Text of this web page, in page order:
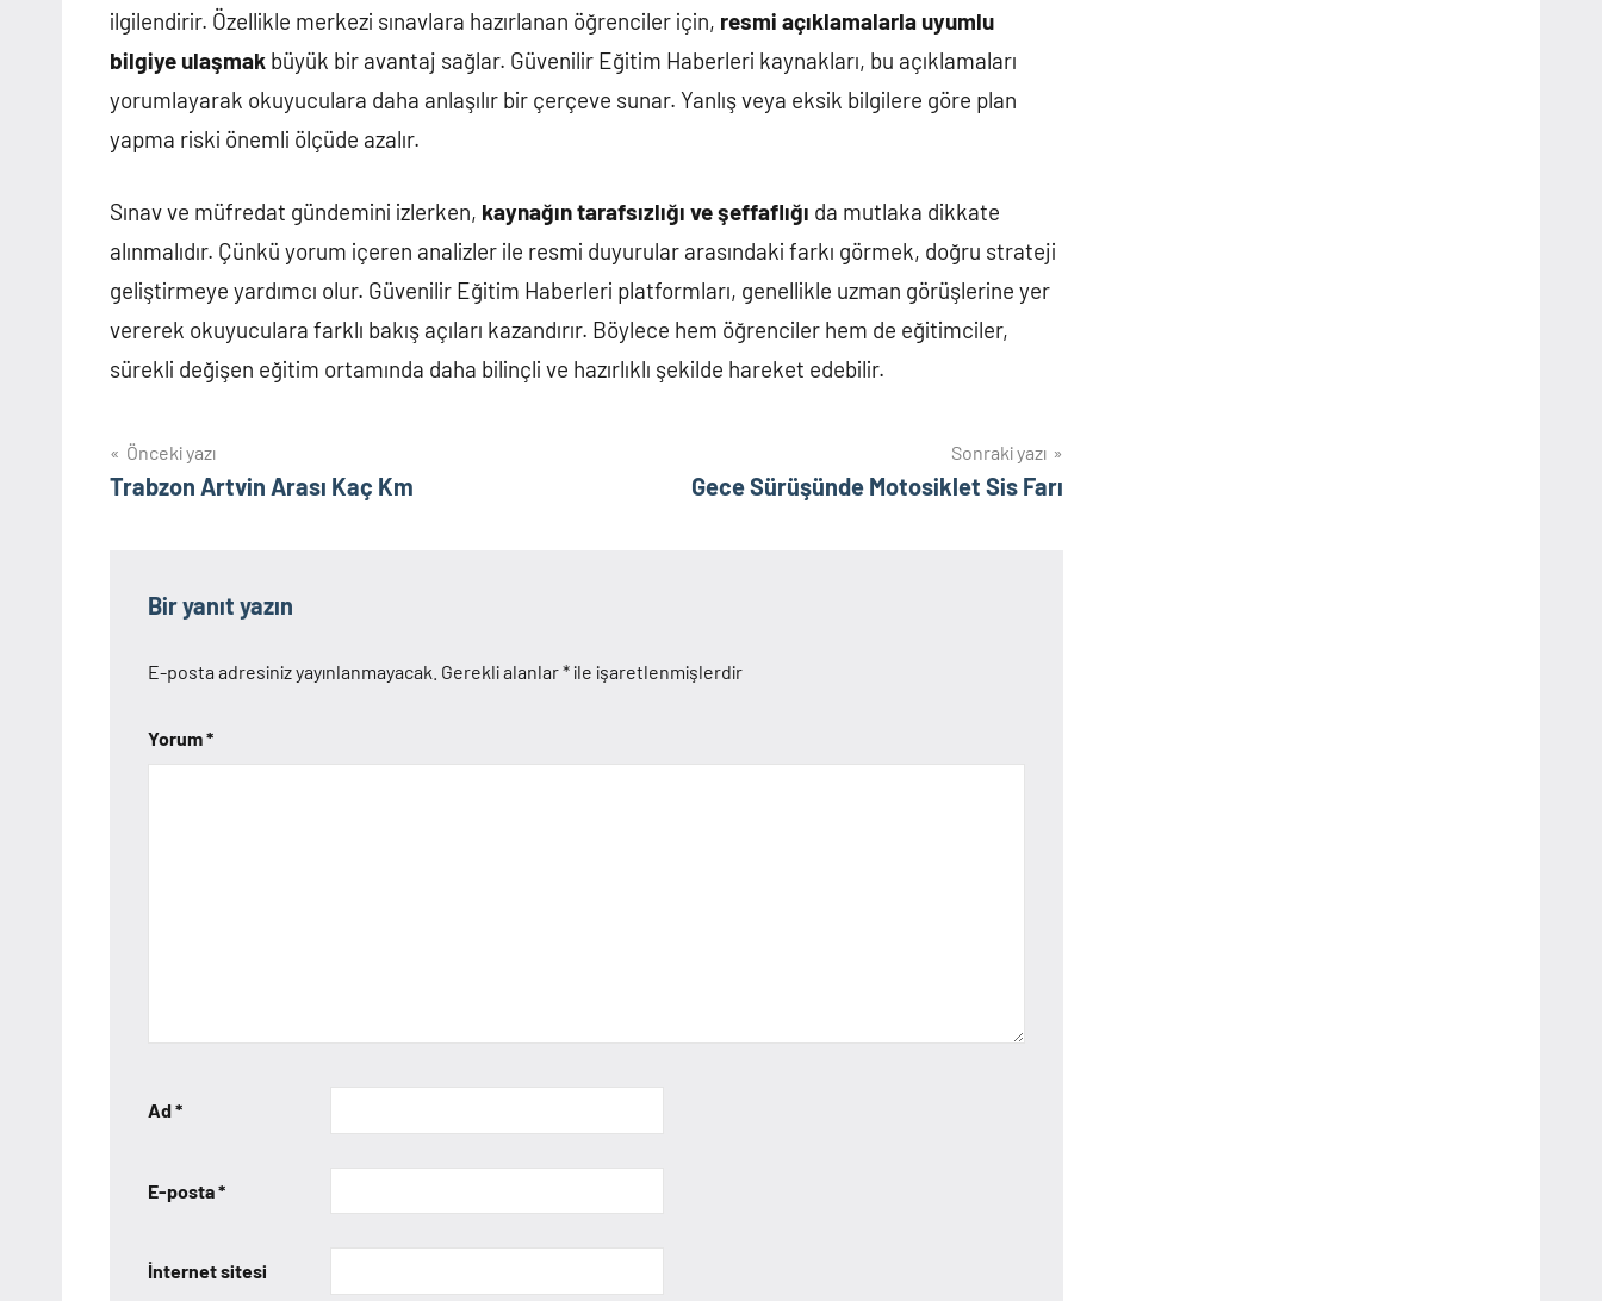
ilgilendirir. Özellikle merkezi sınavlara hazırlanan öğrenciler için, resmi açıklamalarla uyumlu
bilgiye ulaşmak büyük bir avantaj sağlar. Güvenilir Eğitim Haberleri kaynakları, bu açıklamaları
yorumlayarak okuyuculara daha anlaşılır bir çerçeve sunar. Yanlış veya eksik bilgilere göre plan
yapma riski önemli ölçüde azalır.
Sınav ve müfredat gündemini izlerken, kaynağın tarafsızlığı ve şeffaflığı da mutlaka dikkate
alınmalıdır. Çünkü yorum içeren analizler ile resmi duyurular arasındaki farkı görmek, doğru strateji
geliştirmeye yardımcı olur. Güvenilir Eğitim Haberleri platformları, genellikle uzman görüşlerine yer
vererek okuyuculara farklı bakış açıları kazandırır. Böylece hem öğrenciler hem de eğitimciler,
sürekli değişen eğitim ortamında daha bilinçli ve hazırlıklı şekilde hareket edebilir.
Yazı
gezinmesi
Önceki yazı
Trabzon Artvin Arası Kaç Km
Sonraki yazı
Gece Sürüşünde Motosiklet Sis Farı
Bir yanıt yazın
E-posta adresiniz yayınlanmayacak. Gerekli alanlar* ile işaretlenmişlerdir
Yorum*
Ad*
E-posta*
İnternet sitesi